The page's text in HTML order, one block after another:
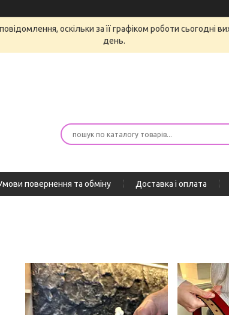
оскільки за її графіком роботи сьогодні
день.
повернення та обміну Доставка і оплата